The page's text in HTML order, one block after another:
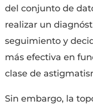
del conjunto de
realizar un
seguimiento y
más efectiva en
clase de
Sin embargo, la